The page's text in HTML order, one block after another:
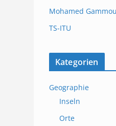
Mohamed
TS-ITU
Kategorien
Geographie
Inseln
Orte